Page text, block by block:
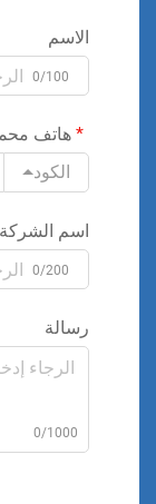
الاسم
0/100
هاتف
الكود
اسم الشركة
0/200
رسالة
0/1000